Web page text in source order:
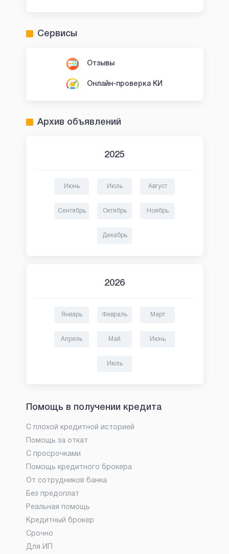
Сервисы
Отзывы
Онлайн-проверка КИ
Архив объявлений
2025
Июнь Июль Август
Сентябрь Октябрь Ноябрь
Декабрь
2026
Январь Февраль Март
Апрель Май Июнь
Июль
Помощь в получении кредита
С плохой кредитной историей
Помощь за откат
С просрочками
Помощь кредитного брокера
От сотрудников банка
Без предоплат
Реальная помощь
Кредитный брокер
Срочно
Для ИП